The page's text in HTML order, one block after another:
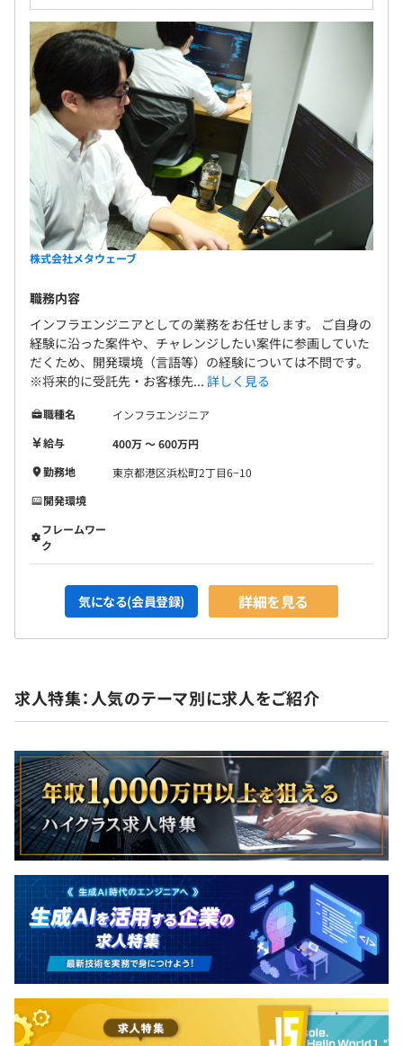
株式会社メタウェーブ
職務内容
インフラエンジニアとしての業務をお任せします。 ご自身の
経験に沿った案件や、チャレンジしたい案件に参画していた
だくため、開発環境（言語等）の経験については不問です。
※将来的に受託先・お客様先... 詳しく見る
職種名
インフラエンジニア
給与
400万 〜 600万円
勤務地
東京都港区浜松町2丁目6−10
開発環境
フレームワー
ク
気になる(会員登録) 詳細を見る
求人特集：人気のテーマ別に求人をご紹介